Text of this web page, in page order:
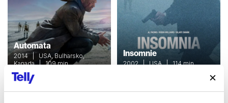
Automata
2014 | USA, Bulharsko,
Kanada | 109 min
Filmy / Thrillery / Sci-fi /
Drama
Insomnie
2002 | USA | 114 min